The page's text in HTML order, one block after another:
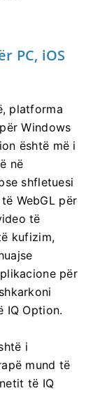
PC, iOS
platforma
Windows
është më i
në
shfletuesi
WebGL për
të
kufizim,
për
IQ Option.
i
mund të
të IQ